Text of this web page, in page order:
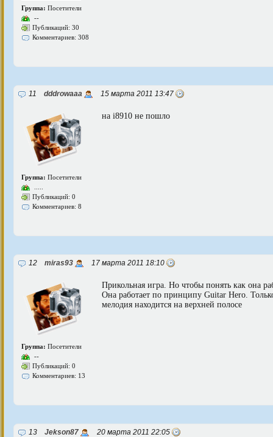
Группа: Посетители
--
Публикаций: 30
Комментариев: 308
11 dddrowaaa 15 марта 2011 13:47
Группа: Посетители
Публикаций: 0
Комментариев: 8
на i8910 не пошло
12 miras93 17 марта 2011 18:10
Группа: Посетители
--
Публикаций: 0
Комментариев: 13
Прикольная игра. Но чтобы понять как она
Она работает по принципу Guitar Hero.
мелодия находится на верхней полосе
13 Jekson87 20 марта 2011 22:05